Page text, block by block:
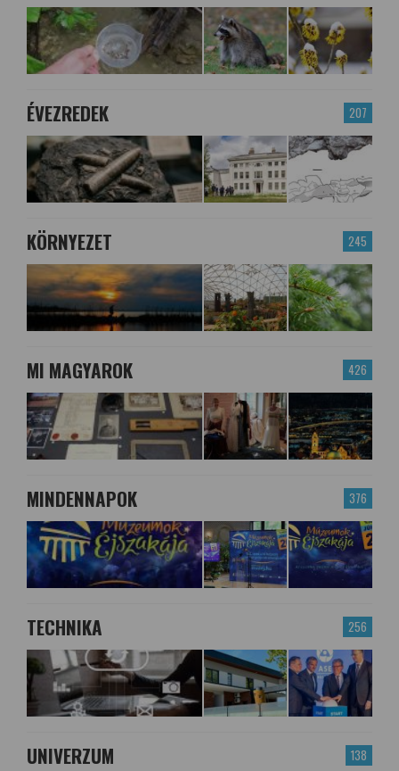
207
ÉVEZREDEK
245
KÖRNYEZET
426
MI MAGYAROK
376
MINDENNAPOK
256
TECHNIKA
138
UNIVERZUM